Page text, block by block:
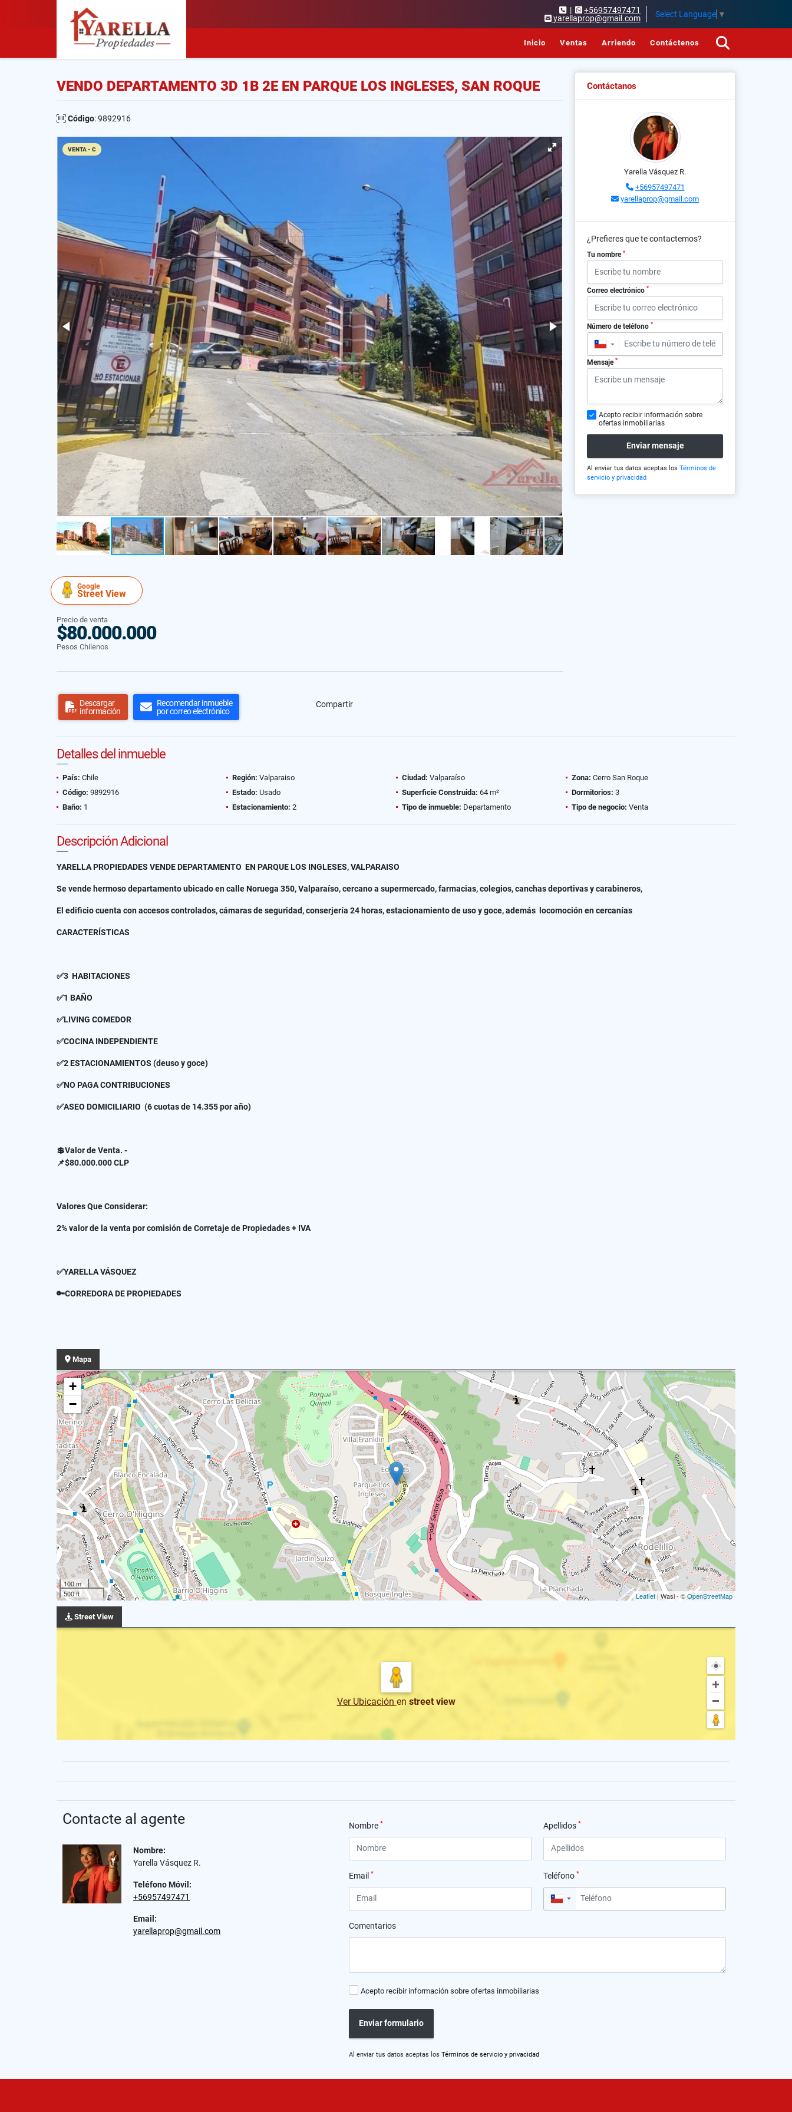
|
+56957497471
yarellaprop@gmail.com
Select Language ▼
Inicio Ventas Arriendo Contáctenos
VENDO DEPARTAMENTO 3D 1B 2E EN PARQUE LOS INGLESES, SAN ROQUE
Código: 9892916
VENTA - C
Google
Street View
Precio de venta
$80.000.000
Pesos Chilenos
Descargar
información
Recomendar inmueble
por correo electrónico
Compartir
Contáctanos
Yarella Vásquez R.
+56957497471
yarellaprop@gmail.com
¿Prefieres que te contactemos?
Tu nombre *
Correo electrónico *
Número de teléfono *
▼
Mensaje *
Acepto recibir información sobre
ofertas inmobiliarias
Enviar mensaje
Al enviar tus datos aceptas los Términos de
servicio y privacidad
Detalles del inmueble
País: Chile Región: Valparaiso Ciudad: Valparaíso Zona: Cerro San Roque
Código: 9892916 Estado: Usado Superficie Construida: 64 m² Dormitorios: 3
Baño: 1 Estacionamiento: 2 Tipo de inmueble: Departamento Tipo de negocio: Venta
Descripción Adicional
YARELLA PROPIEDADES VENDE DEPARTAMENTO EN PARQUE LOS INGLESES, VALPARAISO
Se vende hermoso departamento ubicado en calle Noruega 350, Valparaíso, cercano a supermercado, farmacias, colegios, canchas deportivas y carabineros,
El edificio cuenta con accesos controlados, cámaras de seguridad, conserjería 24 horas, estacionamiento de uso y goce, además locomoción en cercanías
CARACTERÍSTICAS
✅3 HABITACIONES
✅1 BAÑO
✅LIVING COMEDOR
✅COCINA INDEPENDIENTE
✅2 ESTACIONAMIENTOS (deuso y goce)
✅NO PAGA CONTRIBUCIONES
✅ASEO DOMICILIARIO (6 cuotas de 14.355 por año)
💲Valor de Venta. -
📌$80.000.000 CLP
Valores Que Considerar:
2% valor de la venta por comisión de Corretaje de Propiedades + IVA
✅YARELLA VÁSQUEZ
🔑CORREDORA DE PROPIEDADES
Mapa
+
−
100 m
500 ft
Leaflet | Wasi - ©OpenStreetMap
Street View
Ver Ubicación en street view
Contacte al agente
Nombre:
Yarella Vásquez R.
Teléfono Móvil:
+56957497471
Email:
yarellaprop@gmail.com
Nombre * Apellidos *
Email * Teléfono *
▼
Comentarios
Acepto recibir información sobre ofertas inmobiliarias
Enviar formulario
Al enviar tus datos aceptas los Términos de servicio y privacidad